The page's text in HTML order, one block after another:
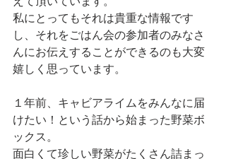
私にとってもそれは貴重な情報です
し、それをごはん会の参加者のみなさ
んにお伝えすることができるのも大変
嬉しく思っています。
１年前、キャビアライムをみんなに届
けたい！という話から始まった野菜ボ
ックス。
面白くて珍しい野菜がたくさん詰まっ